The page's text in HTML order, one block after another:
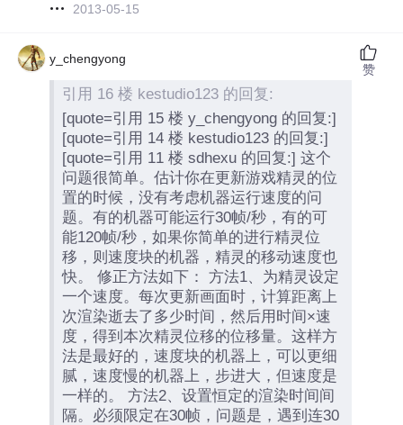
2013-05-15
y_chengyong
引用 16 楼 kestudio123 的回复:
[quote=引用 15 楼 y_chengyong 的回复:]
[quote=引用 14 楼 kestudio123 的回复:]
[quote=引用 11 楼 sdhexu 的回复:] 这个
问题很简单。估计你在更新游戏精灵的位
置的时候，没有考虑机器运行速度的问
题。有的机器可能运行30帧/秒，有的可
能120帧/秒，如果你简单的进行精灵位
移，则速度块的机器，精灵的移动速度也
快。 修正方法如下： 方法1、为精灵设定
一个速度。每次更新画面时，计算距离上
次渲染逝去了多少时间，然后用时间×速
度，得到本次精灵位移的位移量。这样方
法是最好的，速度块的机器上，可以更细
腻，速度慢的机器上，步进大，但速度是
一样的。 方法2、设置恒定的渲染时间间
隔。必须限定在30帧，问题是，遇到连30
赞